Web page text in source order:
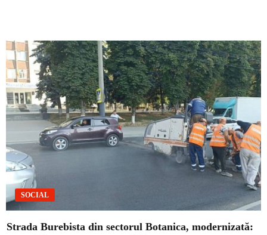
SOCIAL
Strada Burebista din sectorul Botanica, modernizată: